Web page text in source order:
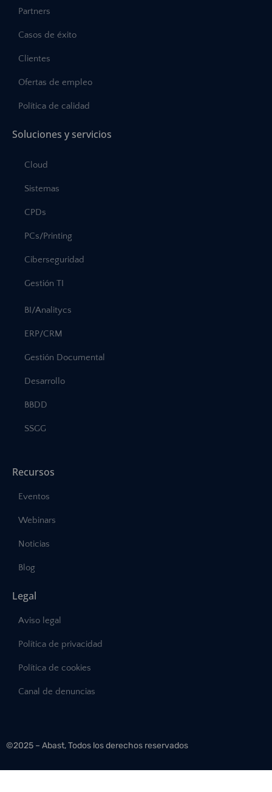
Partners
Casos de éxito
Clientes
Ofertas de empleo
Política de calidad
Soluciones y servicios
Cloud
Sistemas
CPDs
PCs/Printing
Ciberseguridad
Gestión TI
BI/Analitycs
ERP/CRM
Gestión Documental
Desarrollo
BBDD
SSGG
Recursos
Eventos
Webinars
Noticias
Blog
Legal
Aviso legal
Política de privacidad
Política de cookies
Canal de denuncias
©2025 – Abast, Todos los derechos reservados